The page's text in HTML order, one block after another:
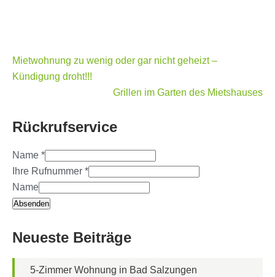
Beitragsnavigation
Mietwohnung zu wenig oder gar nicht geheizt –
Kündigung droht!!!
Grillen im Garten des Mietshauses
Rückrufservice
Name *
Ihre Rufnummer *
Name
Absenden
Neueste Beiträge
5-Zimmer Wohnung in Bad Salzungen